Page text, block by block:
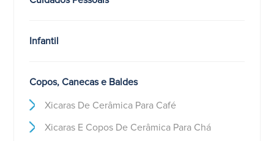
Infantil
Copos, Canecas e Baldes
Xicaras De Cerâmica Para Café
Xicaras E Copos De Cerâmica Para Chá